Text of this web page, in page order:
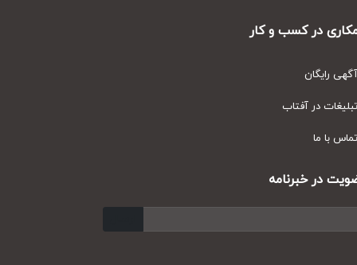
در کسب و کار
رایگان
در آفتاب
با ما
در خبرنامه